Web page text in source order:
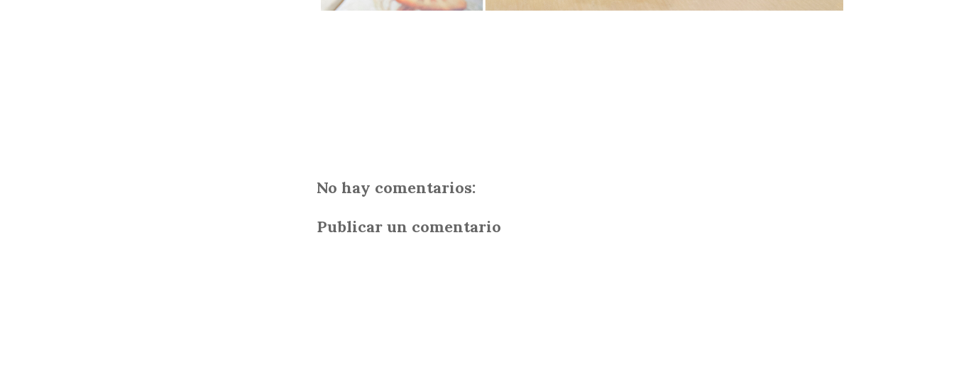
No hay comentarios:
Publicar un comentario